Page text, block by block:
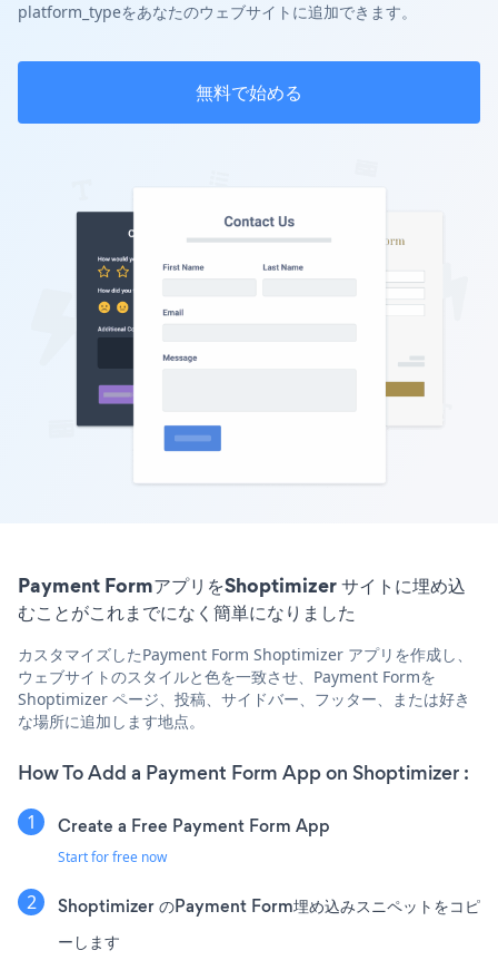
platform_typeをあなたのウェブサイトに追加できます。
無料で始める
Payment FormアプリをShoptimizer サイトに埋め込
むことがこれまでになく簡単になりました
カスタマイズしたPayment Form Shoptimizer アプリを作成し、
ウェブサイトのスタイルと色を一致させ、Payment Formを
Shoptimizer ページ、投稿、サイドバー、フッター、または好き
な場所に追加します地点。
How To Add a Payment Form App on Shoptimizer :
Create a Free Payment Form App
Start for free now
Shoptimizer のPayment Form埋め込みスニペットをコピ
ーします